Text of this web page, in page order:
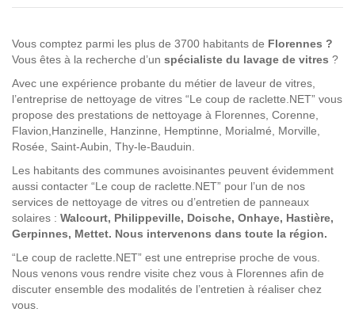
Vous comptez parmi les plus de 3700 habitants de Florennes ?
Vous êtes à la recherche d’un spécialiste du lavage de vitres ?
Avec une expérience probante du métier de laveur de vitres,
l’entreprise de nettoyage de vitres “Le coup de raclette.NET” vous
propose des prestations de nettoyage à Florennes, Corenne,
Flavion,Hanzinelle, Hanzinne, Hemptinne, Morialmé, Morville,
Rosée, Saint-Aubin, Thy-le-Bauduin.
Les habitants des communes avoisinantes peuvent évidemment
aussi contacter “Le coup de raclette.NET” pour l’un de nos
services de nettoyage de vitres ou d’entretien de panneaux
solaires : Walcourt, Philippeville, Doische, Onhaye, Hastière,
Gerpinnes, Mettet. Nous intervenons dans toute la région.
“Le coup de raclette.NET” est une entreprise proche de vous.
Nous venons vous rendre visite chez vous à Florennes afin de
discuter ensemble des modalités de l’entretien à réaliser chez
vous.